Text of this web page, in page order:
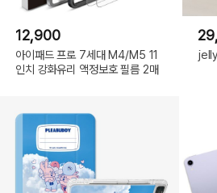
12,900
아이패드 프로 7세대 M4/M5 11
인치 강화유리 액정보호 필름 2매